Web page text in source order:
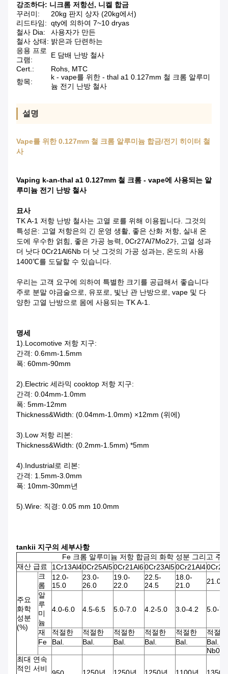
강조하다: 니크롬 저항선, 니켈 합금
꾸러미:
20kg 판지 상자 (20kg에서)
리드타임: qty에 의하여 7~10 dryas
철사 Dia:
사용자가 만든
철사 상태: 밝은과 단련하는
응용 프로
그램:
E 담배 난방 철사
Cert.:
Rohs, MTC
항목:
k - vape를 위한 - thal a1 0.127mm 철 크롬 알루미
늄 전기 난방 철사
설명
Vape를 위한 0.127mm 철 크롬 알루미늄 합금/전기 히이터 철
사
Vaping k-an-thal a1 0.127mm 철 크롬 - vape에 사용되는 알
루미늄 전기 난방 철사
묘사
TK A-1 저항 난방 철사는 고열 로를 위해 이용됩니다. 그것의
특성은: 고열 저항은의 긴 운영 생활, 좋은 산화 저항, 실내 온
도에 우수한 얽힘, 좋은 가공 능력, 0Cr27Al7Mo2가, 고열 성과
더 낫다 0Cr21Al6Nb 더 낫 그것의 가공 성과는, 온도의 사용
1400℃를 도달할 수 있습니다.
우리는 고객 요구에 의하여 특별한 크기를 공급해서 좋습니다
주로 분말 야금술으로, 유포로, 빛난 관 난방으로, vape 및 다
양한 고열 난방으로 몸에 사용되는 TK A-1.
명세
1).Locomotive 저항 지구:
간격: 0.6mm-1.5mm
폭: 60mm-90mm
2).Electric 세라믹 cooktop 저항 지구:
간격: 0.04mm-1.0mm
폭: 5mm-12mm
Thickness&Width: (0.04mm-1.0mm) ×12mm (위에)
3).Low 저항 리본:
Thickness&Width: (0.2mm-1.5mm) *5mm
4).Industrial로 리본:
간격: 1.5mm-3.0mm
폭: 10mm-30mm년
5).Wire: 직경: 0.05 mm 10.0mm
tankii 지구의 세부사항
Fe 크롬 알루미늄 저항 합금의 화학 성분 그리고 주
재산 급료
1Cr13Al40Cr25Al50Cr21Al60Cr23Al50Cr21Al4
주요
화학
성분
(%)
크
롬
12.0-
15.0
23.0-
26.0
19.0-
22.0
22.5-
24.5
18.0-
21.0
21.0-
알
루
미
늄
4.0-6.0 4.5-6.5 5.0-7.0 4.2-5.0 3.0-4.2 5.0-
재 적절한 적절한 적절한 적절한 적절한
적절한
Fe
Bal. Bal. Bal. Bal. Bal.
Bal.
Nb0.5
최대 연속
적인 서비